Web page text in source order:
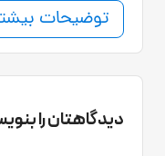
توضیحات
دیدگاهتان را